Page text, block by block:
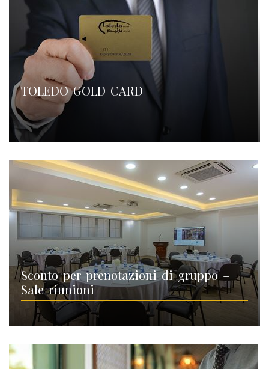
TOLEDO GOLD CARD
Sconto per prenotazioni di gruppo –
Sale riunioni